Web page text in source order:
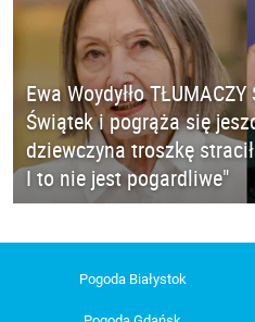
Ewa Woydyłło
Świątek i pogrąża się
dziewczyna troszkę
I to nie jest pogardliwe"
Pogoda Białystok